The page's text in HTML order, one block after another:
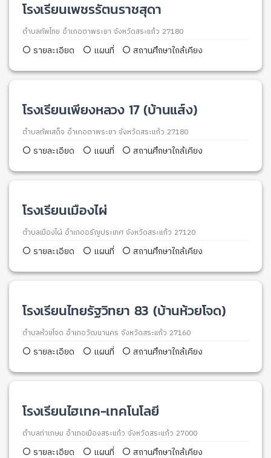
โรงเรียนเพชรรัตนราชสุดา
ตำบลทัพไทย อำเภอตาพระยา จังหวัดสระแก้ว 27180
รายละเอียด แผนที่ สถานศึกษาใกล้เคียง
โรงเรียนเพียงหลวง 17 (บ้านแส์ง)
ตำบลทัพเสด็จ อำเภอตาพระยา จังหวัดสระแก้ว 27180
รายละเอียด แผนที่ สถานศึกษาใกล้เคียง
โรงเรียนเมืองไผ่
ตำบลเมืองไผ่ อำเภออรัญประเทศ จังหวัดสระแก้ว 27120
รายละเอียด แผนที่ สถานศึกษาใกล้เคียง
โรงเรียนไทยรัฐวิทยา 83 (บ้านห้วยโจด)
ตำบลห้วยโจด อำเภอวัฒนานคร จังหวัดสระแก้ว 27160
รายละเอียด แผนที่ สถานศึกษาใกล้เคียง
โรงเรียนไฮเทค-เทคโนโลยี
ตำบลท่าเกษม อำเภอเมืองสระแก้ว จังหวัดสระแก้ว 27000
รายละเอียด แผนที่ สถานศึกษาใกล้เคียง